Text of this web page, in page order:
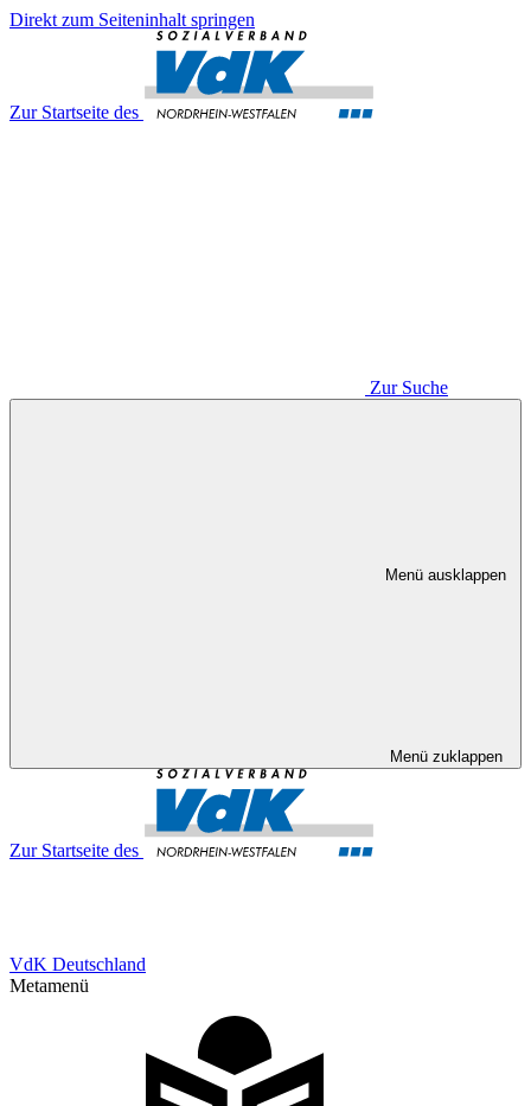
Direkt zum Seiteninhalt springen
Zur Startseite des
Zur Suche
Menü ausklappen
Menü zuklappen
Zur Startseite des
VdK Deutschland
Metamenü